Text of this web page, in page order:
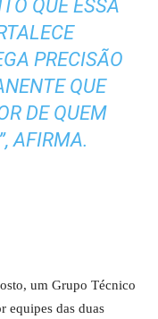
QUE ESSA
PRECISÃO
QUE
DE QUEM
AFIRMA.
um Grupo Técnico
equipes das duas